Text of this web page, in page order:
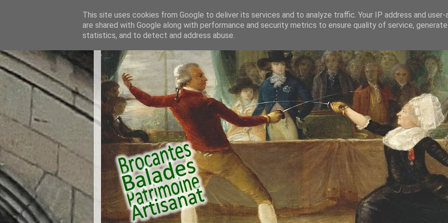
This site uses cookies from Google to deliver its services and to analyze traffic. Your IP address and user-
are shared with Google along with performance and security metrics to ensure quality of service,
statistics, and to detect and address abuse.